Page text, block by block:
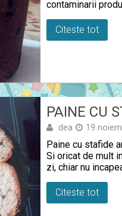
contaminarii
Citeste tot
PAINE CU
dea 19
Paine cu stafide
Si oricat de mult
zi, chiar nu
Citeste tot